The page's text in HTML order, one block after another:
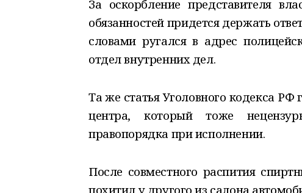
За оскорбление представителя
обязанностей придется держать
словами ругался в адрес
отдел внутренних дел.
Та же статья Уголовного кодекса
центра, который тоже
правопорядка при исполнении.
После совместного распития
похитил у другого из салона